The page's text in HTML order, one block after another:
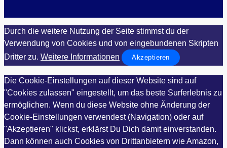
Durch die weitere Nutzung der Seite stimmst du der
Verwendung von Cookies und von eingebundenen Skripten
Dritter zu. Weitere Informationen Akzeptieren
Die Cookie-Einstellungen auf dieser Website sind auf
"Cookies zulassen" eingestellt, um das beste Surferlebnis zu
ermöglichen. Wenn du diese Website ohne Änderung der
Cookie-Einstellungen verwendest (Navigation) oder auf
"Akzeptieren" klickst, erklärst Du Dich damit einverstanden.
Dann können auch Cookies von Drittanbietern wie Amazon,